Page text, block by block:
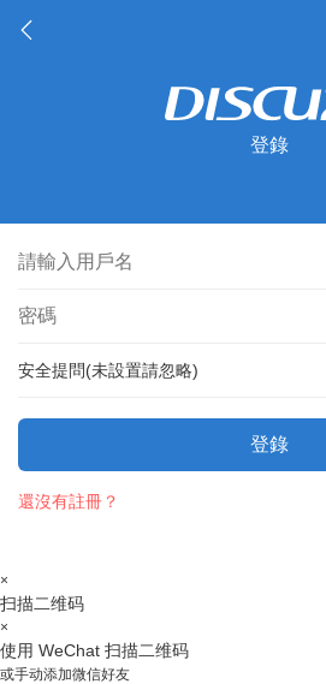
登錄
安全提問(未設置請忽略)
登錄
還沒有註冊？
×
扫描二维码
×
使用 WeChat 扫描二维码
或手动添加微信好友